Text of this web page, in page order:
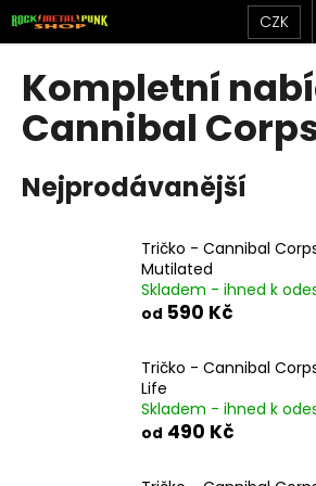
na
obsah
CZK
Kompletní
Cannibal
Nejprodávanější
Tričko - Cannibal
Mutilated
Skladem - ihned k
od 590 Kč
Tričko - Cannibal
Life
Skladem - ihned k
od 490 Kč
K
o
C
o
p
o